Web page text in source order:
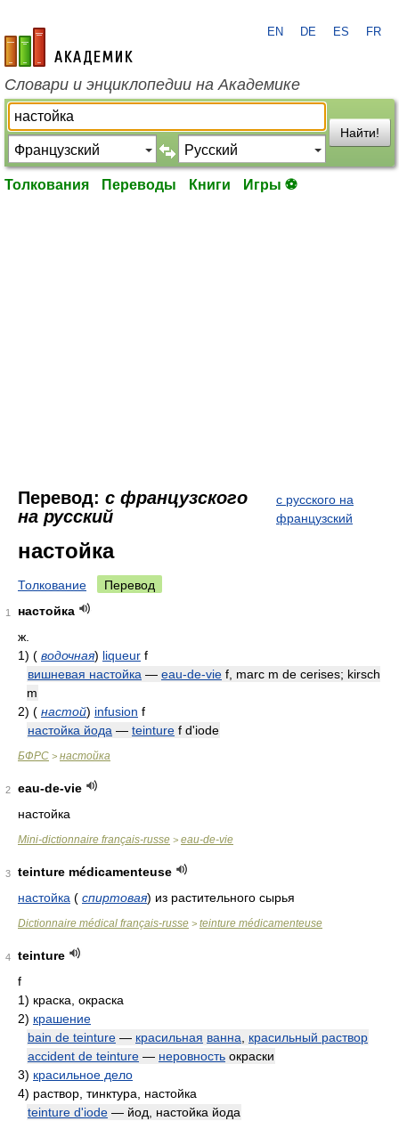
academic.ru
EN DE ES FR
Словари и энциклопедии на Академике
Найти!
Толкования Переводы Книги Игры ⚽
Перевод: с французского
на русский
с русского на
французский
настойка
Толкование Перевод
1
настойка
ж.
1) ( водочная) liqueur f
вишневая настойка — eau-de-vie f, marc m de cerises; kirsch
m
2) ( настой) infusion f
настойка йода — teinture f d'iode
БФРС > настойка
2
eau-de-vie
настойка
Mini-dictionnaire français-russe > eau-de-vie
3
teinture médicamenteuse
настойка ( спиртовая) из растительного сырья
Dictionnaire médical français-russe > teinture médicamenteuse
4
teinture
f
1) краска, окраска
2) крашение
bain de teinture — красильная ванна
красильный раствор
accident de teinture — неровность окраски
3) красильное дело
4) раствор, тинктура, настойка
teinture d'iode — йод, настойка йода